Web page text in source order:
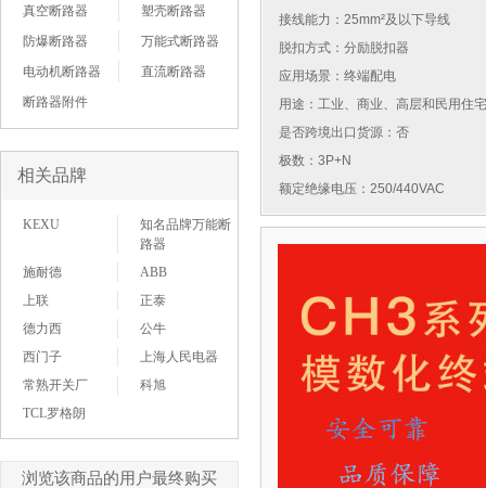
真空断路器
塑壳断路器
防爆断路器
万能式断路器
电动机断路器
直流断路器
断路器附件
相关品牌
KEXU
知名品牌万能断
路器
施耐德
ABB
上联
正泰
德力西
公牛
西门子
上海人民电器
常熟开关厂
科旭
TCL罗格朗
浏览该商品的用户最终购买
接线能力：25mm²及以下导线
脱扣方式：分励脱扣器
应用场景：终端配电
用途：工业、商业、高层和民用住
是否跨境出口货源：否
极数：3P+N
额定绝缘电压：250/440VAC